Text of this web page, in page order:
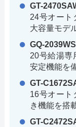
GT-
24号オート
大容量モデ
GQ-
20号給湯専
安定機能を
GT-
16号オート
き機能を搭
GT-